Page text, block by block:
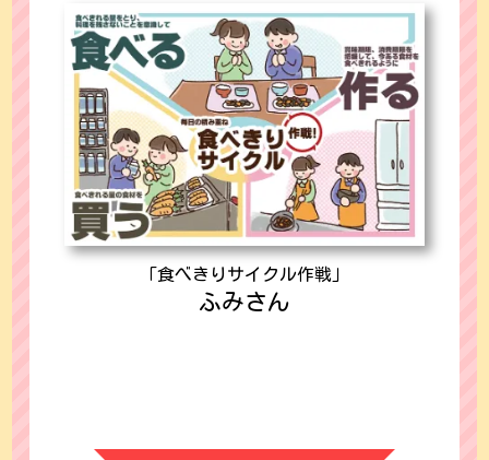
「食べきりサイクル作戦」
ふみさん